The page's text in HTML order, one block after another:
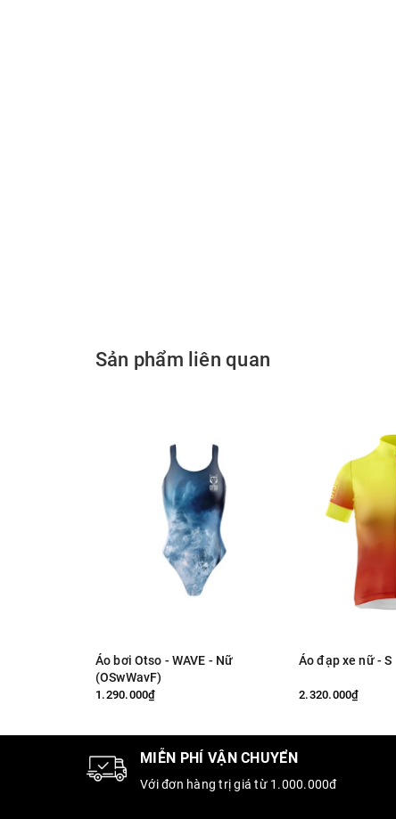
Sản phẩm liên quan
Áo bơi Otso - WAVE - Nữ
(OSwWavF)
1.290.000₫
Áo đạp xe nữ - S
2.320.000₫
MIỄN PHÍ VẬN CHUYỂN
Với đơn hàng trị giá từ 1.000.000đ